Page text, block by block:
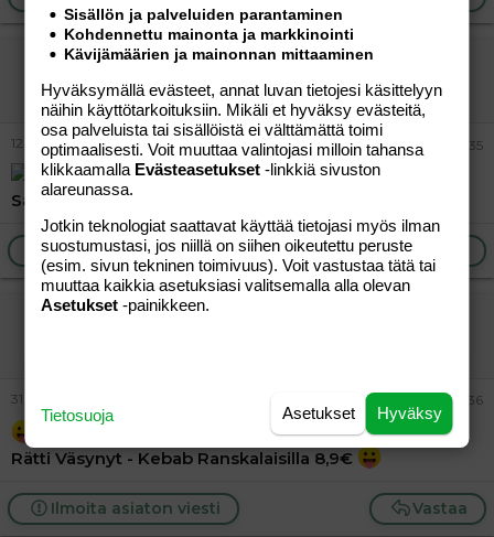
Rätti Väsynyt
Tunnettu jäsen
12.07.2015 #35
Sarajevo special 12€
Ilmoita asiaton viesti
Rätti Väsynyt
31.07.2015 #36
Rätti Väsynyt - Kebab Ranskalaisilla 8,9€
Vastaa
Ilmoita asiaton viesti
Sisällön ja palveluiden parantaminen
Kohdennettu mainonta ja markkinointi
Kävijämäärien ja mainonnan mittaaminen
Hyväksymällä evästeet, annat luvan tietojesi käsittelyyn
näihin käyttötarkoituksiin. Mikäli et hyväksy evästeitä,
osa palveluista tai sisällöistä ei välttämättä toimi
optimaalisesti. Voit muuttaa valintojasi milloin tahansa
klikkaamalla Evästeasetukset -linkkiä sivuston
alareunassa.
Jotkin teknologiat saattavat käyttää tietojasi myös ilman
suostumustasi, jos niillä on siihen oikeutettu peruste
(esim. sivun tekninen toimivuus). Voit vastustaa tätä tai
muuttaa kaikkia asetuksiasi valitsemalla alla olevan
Asetukset -painikkeen.
Hyväksy
Asetukset
Tietosuoja